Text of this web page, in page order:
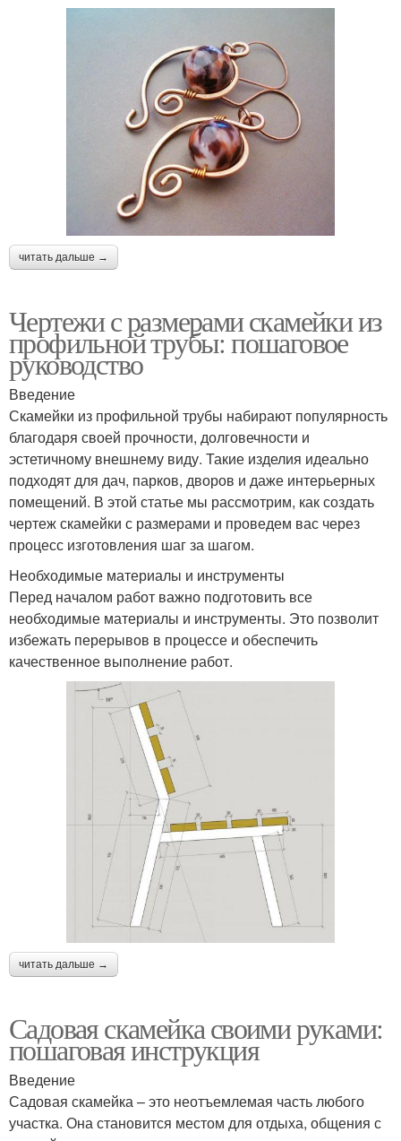
читать дальше →
Чертежи с размерами скамейки из
профильной трубы: пошаговое
руководство
Введение
Скамейки из профильной трубы набирают популярность
благодаря своей прочности, долговечности и
эстетичному внешнему виду. Такие изделия идеально
подходят для дач, парков, дворов и даже интерьерных
помещений. В этой статье мы рассмотрим, как создать
чертеж скамейки с размерами и проведем вас через
процесс изготовления шаг за шагом.
Необходимые материалы и инструменты
Перед началом работ важно подготовить все
необходимые материалы и инструменты. Это позволит
избежать перерывов в процессе и обеспечить
качественное выполнение работ.
читать дальше →
Садовая скамейка своими руками:
пошаговая инструкция
Введение
Садовая скамейка – это неотъемлемая часть любого
участка. Она становится местом для отдыха, общения с